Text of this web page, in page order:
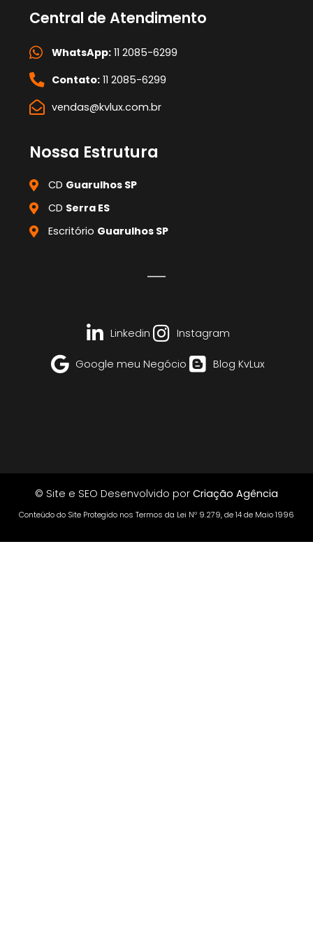
Central de Atendimento
WhatsApp:11 2085-6299
Contato:11 2085-6299
vendas@kvlux.com.br
Nossa Estrutura
CD Guarulhos SP
CD Serra ES
Escritório Guarulhos SP
Linkedin Instagram
Google meu Negócio Blog KvLux
© Site e SEO Desenvolvido por Criação Agência
Conteúdo do Site Protegido nos Termos da Lei Nº 9.279, de 14 de Maio 1996